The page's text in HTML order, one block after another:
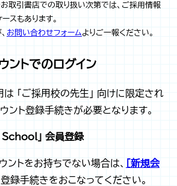
取引書店での取り扱い次第では、ご採用情報
スもあります。
お問い合わせフォームよりご一報ください。
ントでのログイン
「ご採用校の先生」 向けに限定され
ント登録手続きが必要となります。
School」 会員登録
ントをお持ちでない場合は、
［新規会
録手続きをおこなってください。